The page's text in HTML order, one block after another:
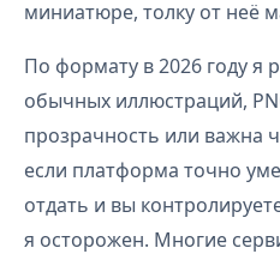
миниатюре, толку от неё
По формату в 2026 году я
обычных иллюстраций,
прозрачность или важна
если платформа точно
отдать и вы
я осторожен. Многие